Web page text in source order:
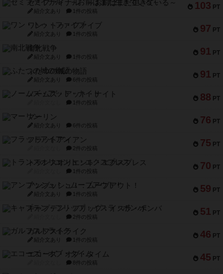
103 PT
セミファイナル ～お前はまだ生きている～
紹介文あり 1件の投稿
97 PT
ワン・トゥ・ファイブ
紹介文あり 1件の投稿
91 PT
南北戦争
紹介文あり 1件の投稿
91 PT
ふたつの城の物語
紹介文あり 6件の投稿
88 PT
ノームズ・アット・ナイト
1件の投稿
76 PT
マーリン
紹介文あり 6件の投稿
75 PT
フラットアイアン
2件の投稿
70 PT
トランスオリエント・エクスプレス
1件の投稿
59 PT
アンブッシュ！：ムーブアウト！
紹介文あり 1件の投稿
51 PT
キャプテン・フリップ：イスラ・ボンバ
2件の投稿
46 PT
ガルフストライク
紹介文あり 1件の投稿
45 PT
エコーズ・オブ・タイム
8件の投稿